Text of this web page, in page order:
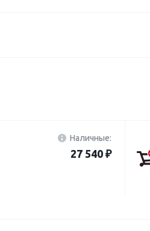
Наличные:
27 540 ₽